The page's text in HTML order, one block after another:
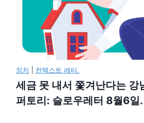
정치 컨텍스트 레터.
세금 못 내서 쫓겨난다는 강
퍼토리: 슬로우레터 8월6일.